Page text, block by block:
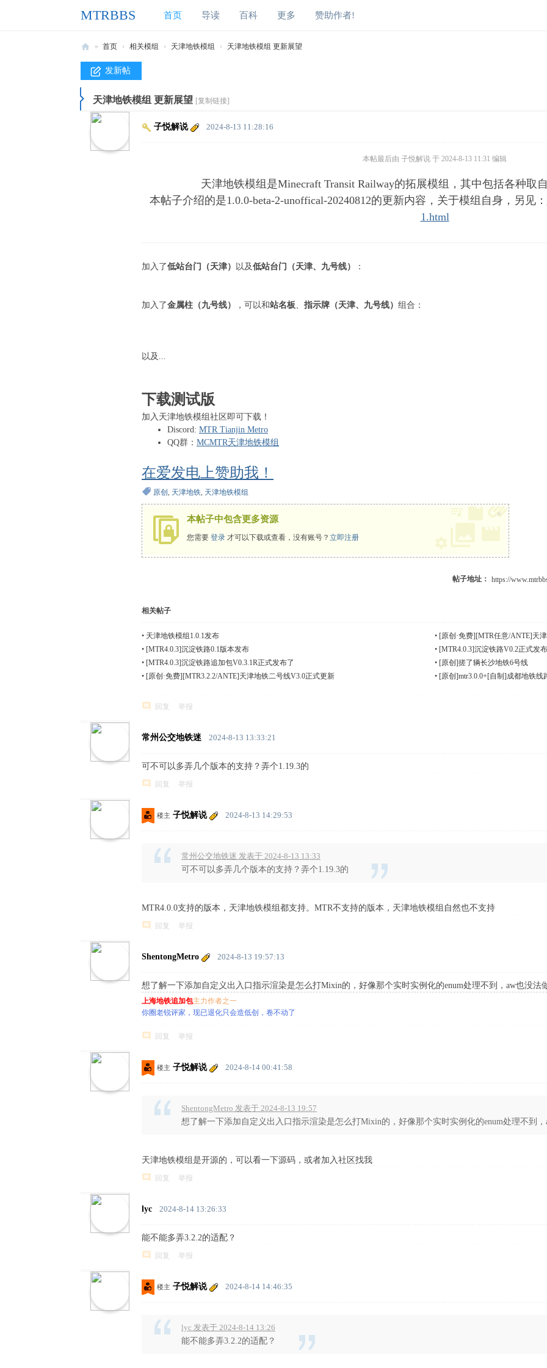
MTRBBS 首页 导读 百科 更多 赞助作者!
M
T
R
» 首页 › 相关模组 › 天津地铁模组 › 天津地铁模组 更新展望
发新帖
天津地铁模组 更新展望 [复制链接]
子悦解说 2024-8-13 11:28:16
本帖最后由 子悦解说 于 2024-8-13 11:31 编辑
天津地铁模组是Minecraft Transit Railway的拓展模组，其中包括各种取
本帖子介绍的是1.0.0-beta-2-unoffical-20240812的更新内容，关于模组自身，另见：
1.html
加入了低站台门（天津） 以及低站台门（天津、九号线） ：
加入了金属柱（九号线） ，可以和站名板、 指示牌（天津、九号线） 组合：
以及...
下载测试版
加入天津地铁模组社区即可下载！
Discord: MTR Tianjin Metro
QQ群： MCMTR天津地铁模组
在爱发电上赞助我！
原创 , 天津地铁, 天津地铁模组
本帖子中包含更多资源
您需要 登录 才可以下载或查看，没有账号？ 立即注册
×
帖子地址：
相关帖子
• 天津地铁模组1.0.1发布 • [原创·免费][MTR任意/ANTE]天
• [MTR4.0.3]沉淀铁路0.1版本发布 • [MTR4.0.3]沉淀铁路V0.2正式发布
• [MTR4.0.3]沉淀铁路追加包V0.3.1R正式发布了 • [原创]搓了辆长沙地铁6号线
• [原创·免费][MTR3.2.2/ANTE]天津地铁二号线V3.0正式更新 • [原创]mtr3.0.0+[自制]成都地铁线
回复 举报
常州公交地铁迷 2024-8-13 13:33:21
可不可以多弄几个版本的支持？弄个1.19.3的
回复 举报
楼主 子悦解说 2024-8-13 14:29:53
常州公交地铁迷 发表于 2024-8-13 13:33
可不可以多弄几个版本的支持？弄个1.19.3的
MTR4.0.0支持的版本，天津地铁模组都支持。MTR不支持的版本，天津地铁模组自然也不支持
回复 举报
ShentongMetro 2024-8-13 19:57:13
想了解一下添加自定义出入口指示渲染是怎么打Mixin的，好像那个实时实例化的enum处理不到，aw也没法
上海地铁追加包主力作者之一
你圈老锐评家，现已退化只会造低创，卷不动了
回复 举报
楼主 子悦解说 2024-8-14 00:41:58
ShentongMetro 发表于 2024-8-13 19:57
想了解一下添加自定义出入口指示渲染是怎么打Mixin的，好像那个实时实例化的enum处理不到
天津地铁模组是开源的，可以看一下源码，或者加入社区找我
回复 举报
lyc 2024-8-14 13:26:33
能不能多弄3.2.2的适配？
回复 举报
楼主 子悦解说 2024-8-14 14:46:35
lyc 发表于 2024-8-14 13:26
能不能多弄3.2.2的适配？